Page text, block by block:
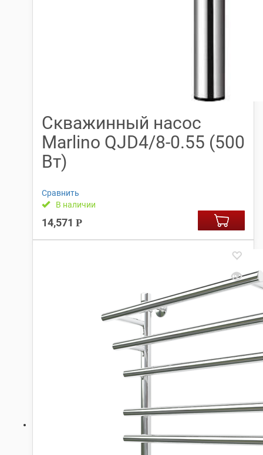
Скважинный насос
Marlino QJD4/8-0.55 (500
Вт)
Сравнить
В наличии
14,571 Р